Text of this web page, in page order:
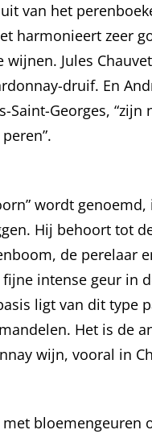
van het
harmonieert zeer
Jules
druif. En
Georges, “zijn
wordt
Hij behoort tot
de perelaar
intense geur in
ligt van dit type
Het is de
wijn, vooral in
bloemengeuren